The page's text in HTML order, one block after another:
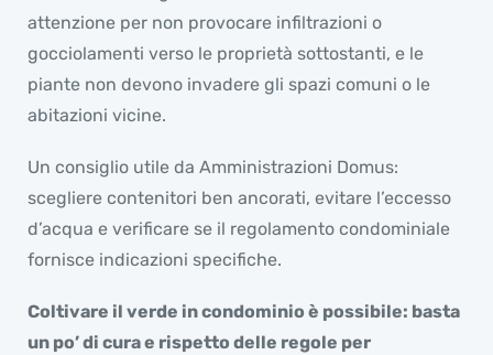
attenzione per non provocare infiltrazioni o
gocciolamenti verso le proprietà sottostanti, e le
piante non devono invadere gli spazi comuni o le
abitazioni vicine.
Un consiglio utile da Amministrazioni Domus:
scegliere contenitori ben ancorati, evitare l’eccesso
d’acqua e verificare se il regolamento condominiale
fornisce indicazioni specifiche.
Coltivare il verde in condominio è possibile: basta
un po’ di cura e rispetto delle regole per